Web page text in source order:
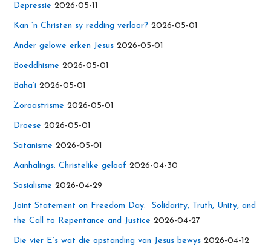
Depressie 2026-05-11
Kan ’n Christen sy redding verloor? 2026-05-01
Ander gelowe erken Jesus 2026-05-01
Boeddhisme 2026-05-01
Baha’i 2026-05-01
Zoroastrisme 2026-05-01
Droese 2026-05-01
Satanisme 2026-05-01
Aanhalings: Christelike geloof 2026-04-30
Sosialisme 2026-04-29
Joint Statement on Freedom Day: Solidarity, Truth, Unity, and
the Call to Repentance and Justice 2026-04-27
Die vier E’s wat die opstanding van Jesus bewys 2026-04-12